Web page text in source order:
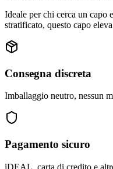
Ideale per chi cerca un capo
stratificato, questo capo
Consegna discreta
Imballaggio neutro, nessun
Pagamento sicuro
iDEAL, carta di credito e